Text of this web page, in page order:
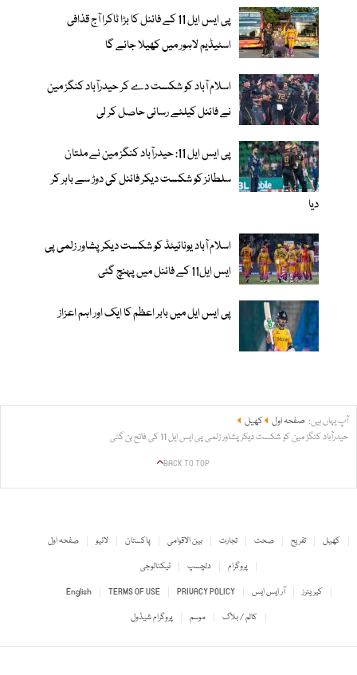
پی ایس ایل 11 کے فائنل کا بڑا ٹاکرا آج قذافی
اسٹیڈیم لاہور میں کھیلا جائے گا
اسلام آباد کو شکست دے کر حیدرآباد کنگز مین
نے فائنل کیلئے رسائی حاصل کر لی
پی ایس ایل 11: حیدرآباد کنگز مین نے ملتان
سلطانز کو شکست دیکر فائنل کی دوڑ سے باہر کر
دیا
اسلام آباد یونائیٹڈ کو شکست دیکر پشاور زلمی پی
ایس ایل11 کے فائنل میں پہنچ گئی
پی ایس ایل میں بابر اعظم کا ایک اور اہم اعزاز
آپ یہاں ہیں: صفحہ اول
کھیل
حیدرآباد کنگز مین کو شکست دیکر پشاور زلمی پی ایس ایل 11 کی فاتح بن گئی
BACK TO TOP
صفحہ اول لائیو پاکستان بین الاقوامی تجارت صحت تفریح
کھیل
ٹیکنالوجی
دلچسپ
پروگرام
English
TERMS OF USE PRIVACY POLICY آر ایس ایس
کیریئرز
پروگرام شیڈول
موسم کالم / بلاگ